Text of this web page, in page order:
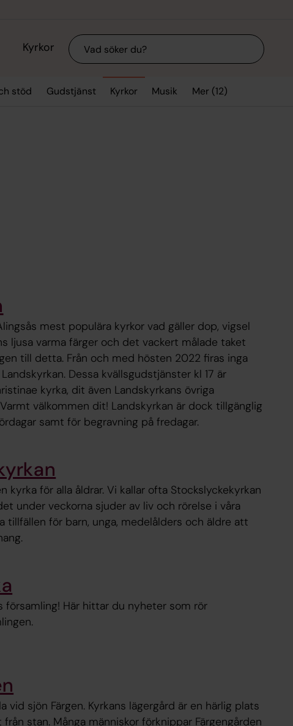
Kyrkor Sök
stöd Gudstjänst Kyrkor Musik Mer (12)
mest populära kyrkor vad gäller dop, vigsel
ljusa varma färger och det vackert målade taket
till detta. Från och med hösten 2022 firas inga
Dessa kvällsgudstjänster kl 17 är
kyrka, dit även Landskyrkans övriga
välkommen dit! Landskyrkan är dock tillgänglig
samt för begravning på fredagar.
kyrka för alla åldrar. Vi kallar ofta Stockslyckekyrkan
under veckorna sjuder av liv och rörelse i våra
tillfällen för barn, unga, medelålders och äldre att
församling! Här hittar du nyheter som rör
vid sjön Färgen. Kyrkans lägergård är en härlig plats
stan. Många människor förknippar Färgengården